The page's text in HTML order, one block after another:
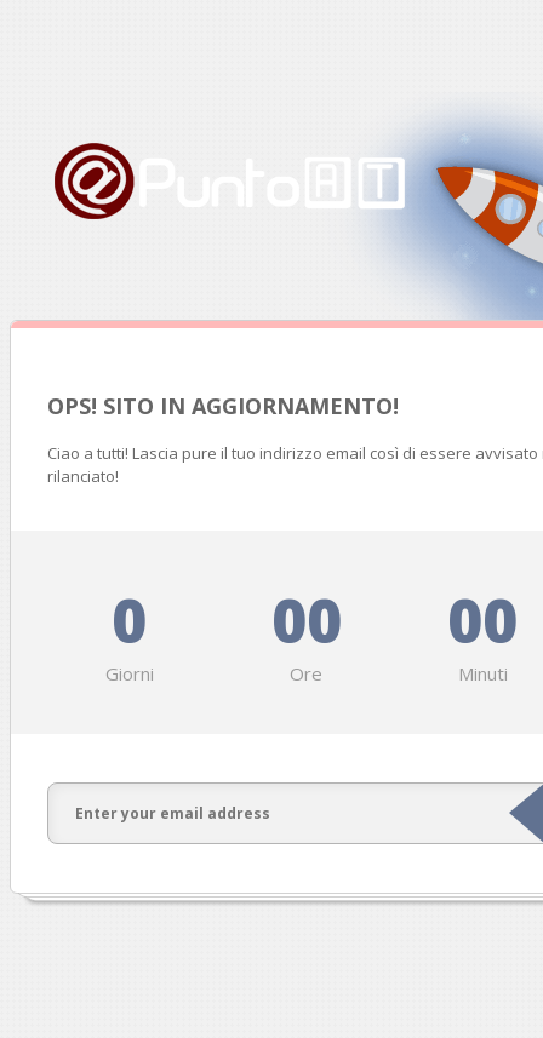
OPS! SITO IN AGGIORNAMENTO!
Ciao a tutti! Lascia pure il tuo indirizzo email così di essere
rilanciato!
0
Giorni
00
Ore
00
Minuti